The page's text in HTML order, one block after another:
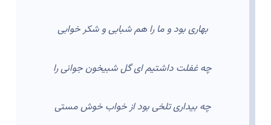
بهاری بود و ما را هم شبابی و شکر خوابی
چه غفلت داشتیم ای گل شبیخون جوانی را
چه بیداری تلخی بود از خواب خوش مستی